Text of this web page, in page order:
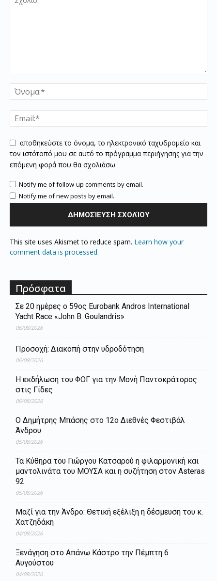
αποθηκεύστε το όνομα, το ηλεκτρονικό ταχυδρομείο και
τον ιστότοπό μου σε αυτό το πρόγραμμα περιήγησης για την
επόμενη φορά που θα σχολιάσω.
Notify me of follow-up comments by email.
Notify me of new posts by email.
This site uses Akismet to reduce spam. Learn how your
comment data is processed.
Πρόσφατα
Σε 20 ημέρες ο 59ος Eurobank Andros International
Yacht Race «John B. Goulandris»
06/08/2026
Προσοχή: Διακοπή στην υδροδότηση
06/08/2026
Η εκδήλωση του ΦΟΓ για την Μονή Παντοκράτορος
στις Γίδες
06/08/2026
Ο Δημήτρης Μπάσης στο 12ο Διεθνές Φεστιβάλ
Άνδρου
05/08/2026
Τα Κύθηρα του Γιώργου Κατσαρού η φιλαρμονική και
μαντολινάτα του ΜΟΥΣΑ και η συζήτηση στον Asteras
92
05/08/2026
Μαζί για την Άνδρο: Θετική εξέλιξη η δέσμευση του κ.
Χατζηδάκη
04/08/2026
Ξενάγηση στο Απάνω Κάστρο την Πέμπτη 6
Αυγούστου
04/08/2026